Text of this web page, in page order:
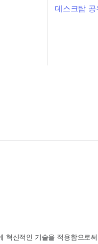
데스크탑 공
혁신적인 기술을 적용함으로